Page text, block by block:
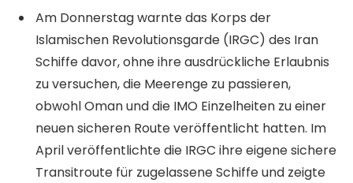
Am Donnerstag warnte das Korps der
Islamischen Revolutionsgarde (IRGC) des Iran
Schiffe davor, ohne ihre ausdrückliche Erlaubnis
zu versuchen, die Meerenge zu passieren,
obwohl Oman und die IMO Einzelheiten zu einer
neuen sicheren Route veröffentlicht hatten. Im
April veröffentlichte die IRGC ihre eigene sichere
Transitroute für zugelassene Schiffe und zeigte